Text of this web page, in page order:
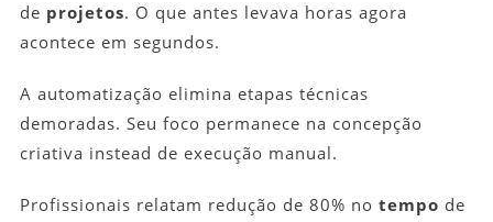
de projetos. O que antes levava horas agora
acontece em segundos.
A automatização elimina etapas técnicas
demoradas. Seu foco permanece na concepção
criativa instead de execução manual.
Profissionais relatam redução de 80% no tempo de